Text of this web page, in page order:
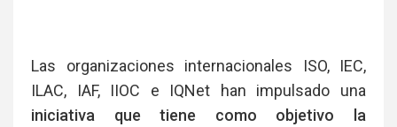
Las organizaciones internacionales ISO, IEC,
ILAC, IAF, IIOC e IQNet han impulsado una
iniciativa que tiene como objetivo la